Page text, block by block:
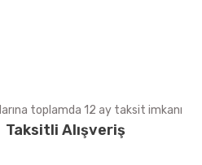
toplamda 12 ay taksit imkanı
Taksitli Alışveriş